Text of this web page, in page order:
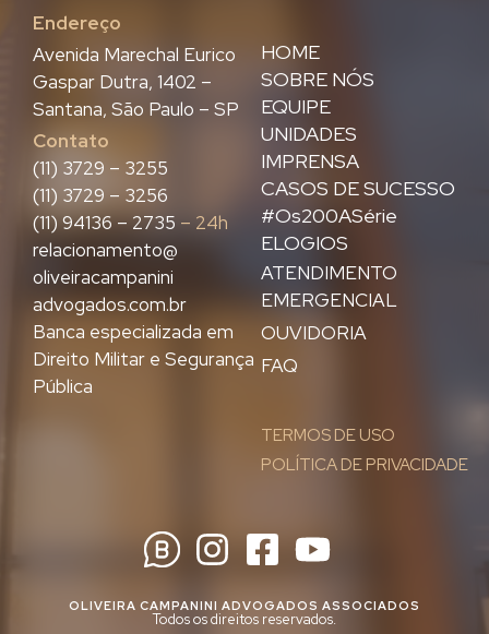
Endereço
HOME
SOBRE NÓS
EQUIPE
UNIDADES
IMPRENSA
CASOS DE SUCESSO
#Os200ASérie
ELOGIOS
ATENDIMENTO
EMERGENCIAL
OUVIDORIA
FAQ
TERMOS DE USO
POLÍTICA DE PRIVACIDADE
Avenida Marechal Eurico
Gaspar Dutra, 1402 –
Santana, São Paulo – SP
Contato
(11) 3729 – 3255
(11) 3729 – 3256
(11) 94136 – 2735 – 24h
relacionamento@
oliveiracampanini
advogados.com.br
Banca especializada em
Direito Militar e Segurança
Pública
OLIVEIRA CAMPANINI ADVOGADOS ASSOCIADOS
Todos os direitos reservados.